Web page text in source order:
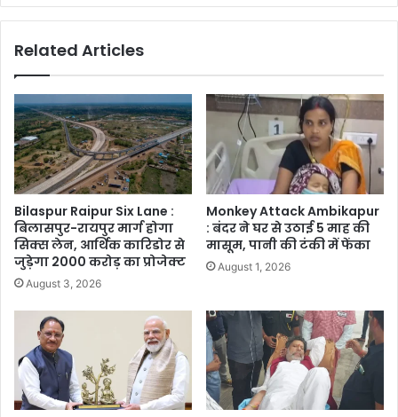
Related Articles
Bilaspur Raipur Six Lane :
बिलासपुर-रायपुर मार्ग होगा
सिक्स लेन, आर्थिक कारिडोर से
जुड़ेगा 2000 करोड़ का प्रोजेक्ट
August 3, 2026
Monkey Attack Ambikapur
: बंदर ने घर से उठाई 5 माह की
मासूम, पानी की टंकी में फेंका
August 1, 2026